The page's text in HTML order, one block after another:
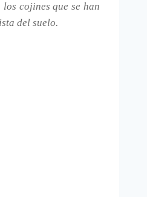
cojines que se han
del suelo.